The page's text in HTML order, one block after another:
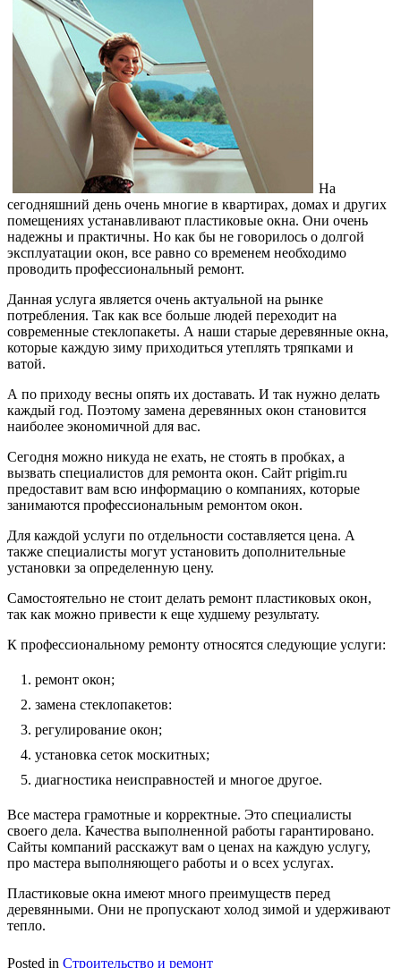
На
сегодняшний день очень многие в квартирах, домах и других
помещениях устанавливают пластиковые окна. Они очень
надежны и практичны. Но как бы не говорилось о долгой
эксплуатации окон, все равно со временем необходимо
проводить профессиональный ремонт.
Данная услуга является очень актуальной на рынке
потребления. Так как все больше людей переходит на
современные стеклопакеты. А наши старые деревянные окна,
которые каждую зиму приходиться утеплять тряпками и
ватой.
А по приходу весны опять их доставать. И так нужно делать
каждый год. Поэтому замена деревянных окон становится
наиболее экономичной для вас.
Сегодня можно никуда не ехать, не стоять в пробках, а
вызвать специалистов для ремонта окон. Сайт prigim.ru
предоставит вам всю информацию о компаниях, которые
занимаются профессиональным ремонтом окон.
Для каждой услуги по отдельности составляется цена. А
также специалисты могут установить дополнительные
установки за определенную цену.
Самостоятельно не стоит делать ремонт пластиковых окон,
так как можно привести к еще худшему результату.
К профессиональному ремонту относятся следующие услуги:
ремонт окон;
замена стеклопакетов:
регулирование окон;
установка сеток москитных;
диагностика неисправностей и многое другое.
Все мастера грамотные и корректные. Это специалисты
своего дела. Качества выполненной работы гарантировано.
Сайты компаний расскажут вам о ценах на каждую услугу,
про мастера выполняющего работы и о всех услугах.
Пластиковые окна имеют много преимуществ перед
деревянными. Они не пропускают холод зимой и удерживают
тепло.
Posted in Строительство и ремонт